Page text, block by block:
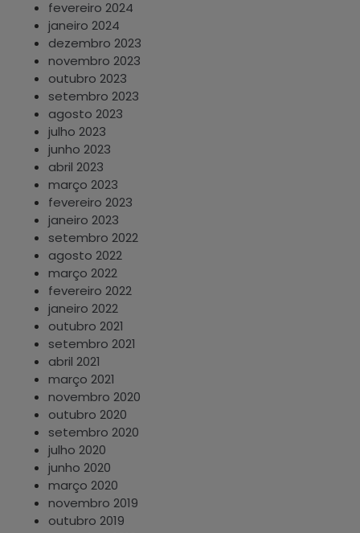
fevereiro 2024
janeiro 2024
dezembro 2023
novembro 2023
outubro 2023
setembro 2023
agosto 2023
julho 2023
junho 2023
abril 2023
março 2023
fevereiro 2023
janeiro 2023
setembro 2022
agosto 2022
março 2022
fevereiro 2022
janeiro 2022
outubro 2021
setembro 2021
abril 2021
março 2021
novembro 2020
outubro 2020
setembro 2020
julho 2020
junho 2020
março 2020
novembro 2019
outubro 2019